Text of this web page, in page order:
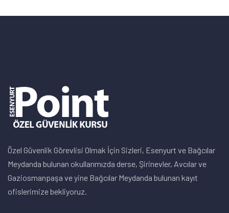
Özel Güvenlik Görevlisi Olmak İçin Sizleri, Esenyurt ve Bağcılar
Meydanda bulunan okullarımızda derse, Şirinevler, Avcılar ve
Gaziosmanpaşa ve yine Bağcılar Meydanda bulunan kayıt
ofislerimize bekliyoruz.